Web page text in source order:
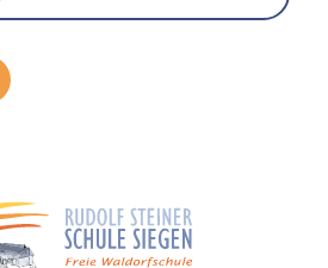
diesen externen Medien